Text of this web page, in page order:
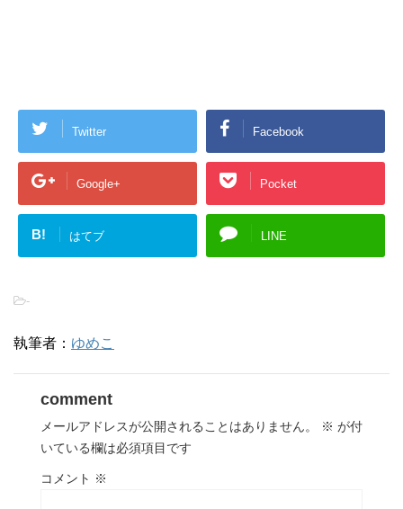
Twitter Facebook
Google+ Pocket
B! はてブ LINE
-
執筆者： ゆめこ
comment
メールアドレスが公開されることはありません。 ※ が付
いている欄は必須項目です
コメント ※